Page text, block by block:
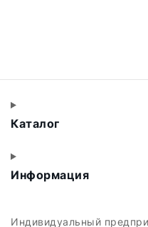
Каталог
Информация
Индивидуальный